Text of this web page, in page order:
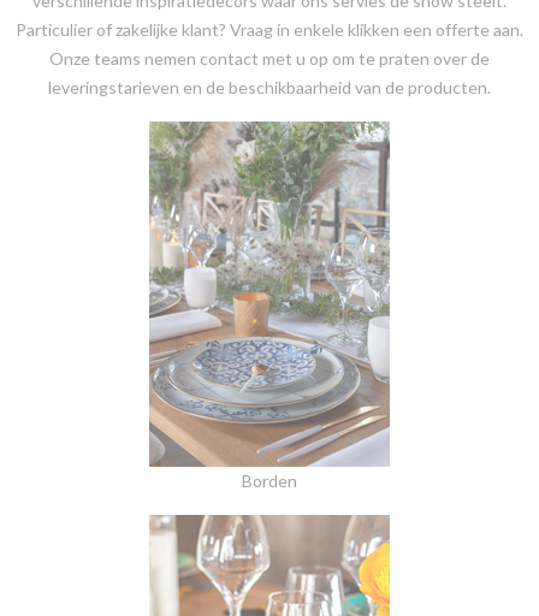
Particulier of zakelijke klant? Vraag in enkele klikken een offerte aan.
Onze teams nemen contact met u op om te praten over de
leveringstarieven en de beschikbaarheid van de producten.
Borden